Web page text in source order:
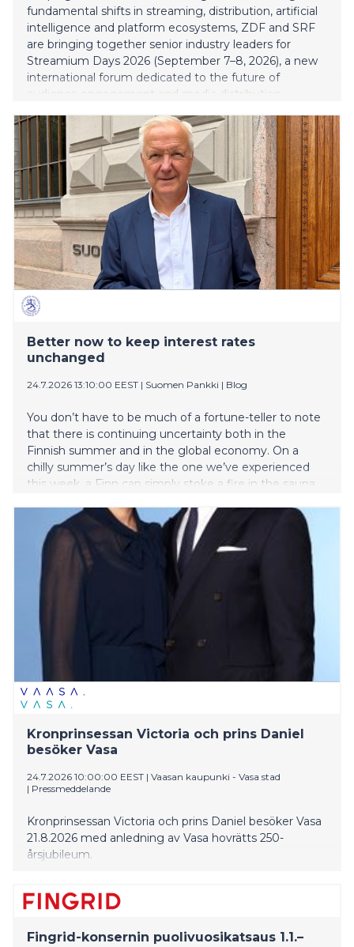
fundamental shifts in streaming, distribution, artificial
intelligence and platform ecosystems, ZDF and SRF
are bringing together senior industry leaders for
Streamium Days 2026 (September 7–8, 2026), a new
international forum dedicated to the future of
audience engagement and media distribution.
Better now to keep interest rates
unchanged
24.7.2026 13:10:00 EEST | Suomen Pankki | Blog
You don’t have to be much of a fortune-teller to note
that there is continuing uncertainty both in the
Finnish summer and in the global economy. On a
chilly summer’s day like the one we’ve experienced
this week, a Finn can simply stoke a fire in the sauna
silver bullet to economic uncertainty. Rather than
fanning the flames, we need to keep a cool head.
Kronprinsessan Victoria och prins Daniel
besöker Vasa
24.7.2026 10:00:00 EEST | Vaasan kaupunki - Vasa stad
| Pressmeddelande
Kronprinsessan Victoria och prins Daniel besöker Vasa
21.8.2026 med anledning av Vasa hovrätts 250-
årsjubileum.
Fingrid-konsernin puolivuosikatsaus 1.1.–